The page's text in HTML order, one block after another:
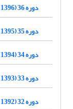
دوره 36 (1396)
دوره 35 (1395)
دوره 34 (1394)
دوره 33 (1393)
دوره 32 (1392)